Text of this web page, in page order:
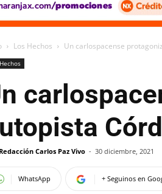
Los Hechos Un carlospacense
Redacción Carlos Paz Vivo - 30 diciembre, 2021
WhatsApp + Seguinos en